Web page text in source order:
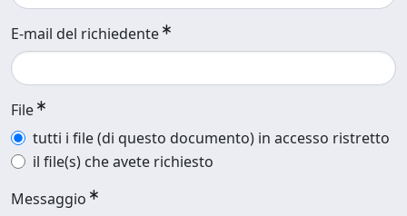
E-mail del richiedente
File
tutti i file (di questo documento) in accesso ristretto
il file(s) che avete richiesto
Messaggio